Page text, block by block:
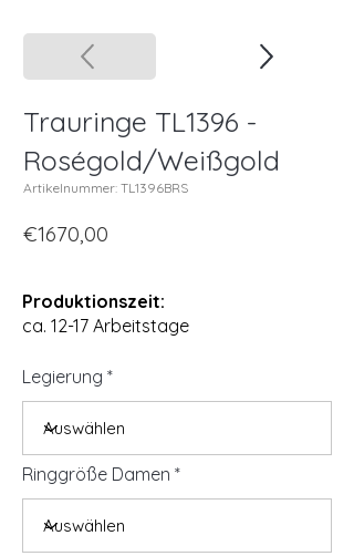
Trauringe TL1396 -
Roségold/Weißgold
Artikelnummer: TL1396BRS
€1670,00
Produktionszeit:
ca. 12-17 Arbeitstage
Legierung
Ringgröße Damen